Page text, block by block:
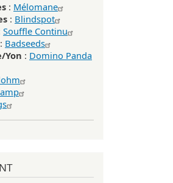
: Mélomane
: Blindspot
Souffle Continu
: Badseeds
Yon : Domino Panda